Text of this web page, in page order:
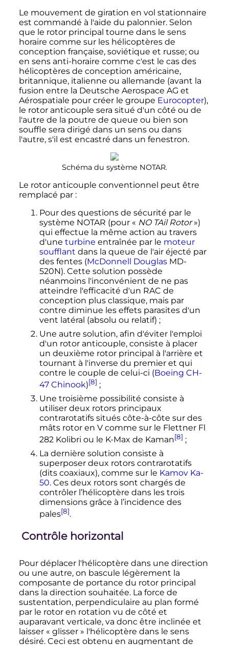
Le mouvement de giration en vol stationnaire
est commandé à l'aide du palonnier. Selon
que le rotor principal tourne dans le sens
horaire comme sur les hélicoptères de
conception française, soviétique et russe; ou
en sens anti-horaire comme c'est le cas des
hélicoptères de conception américaine,
britannique, italienne ou allemande (avant la
fusion entre la Deutsche Aerospace AG et
Aérospatiale pour créer le groupe Eurocopter),
le rotor anticouple sera situé d'un côté ou de
l'autre de la poutre de queue ou bien son
souffle sera dirigé dans un sens ou dans
l'autre, s'il est encastré dans un fenestron.
Schéma du système NOTAR.
Le rotor anticouple conventionnel peut être
remplacé par :
Pour des questions de sécurité par le
système NOTAR (pour « NO TAil Rotor »)
qui effectue la même action au travers
d'une turbine entraînée par le moteur
soufflant dans la queue de l'air éjecté par
des fentes (McDonnell DouglasMD-
520N). Cette solution possède
néanmoins l'inconvénient de ne pas
atteindre l'efficacité d'un RAC de
conception plus classique, mais par
contre diminue les effets parasites d'un
vent latéral (absolu ou relatif) ;
Une autre solution, afin d'éviter l'emploi
d'un rotor anticouple, consiste à placer
un deuxième rotor principal à l'arrière et
tournant à l'inverse du premier et qui
contre le couple de celui-ci (Boeing CH-
47 Chinook)[8] ;
Une troisième possibilité consiste à
utiliser deux rotors principaux
contrarotatifs situés côte-à-côte sur des
mâts rotor en V comme sur le Flettner Fl
282 Kolibri ou le K-Max de Kaman[8] ;
La dernière solution consiste à
superposer deux rotors contrarotatifs
(dits coaxiaux), comme sur le Kamov Ka-
50. Ces deux rotors sont chargés de
contrôler l’hélicoptère dans les trois
dimensions grâce à l’incidence des
pales[8].
Contrôle horizontal
Pour déplacer l'hélicoptère dans une direction
ou une autre, on bascule légèrement la
composante de portance du rotor principal
dans la direction souhaitée. La force de
sustentation, perpendiculaire au plan formé
par le rotor en rotation vu de côté et
auparavant verticale, va donc être inclinée et
laisser « glisser » l'hélicoptère dans le sens
désiré. Ceci est obtenu en augmentant de